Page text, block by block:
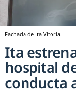
Fachada de Ita Vitoria.
Ita
hospital
conducta